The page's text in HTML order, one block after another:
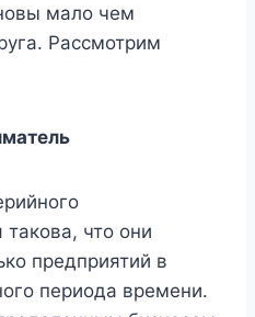
мало чем
Рассмотрим
что они
предприятий в
периода времени.